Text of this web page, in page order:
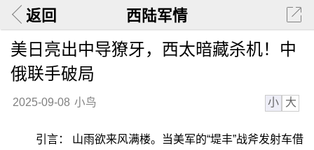
返回 西陆军情
美日亮出中导獠牙，西太暗藏杀机！中
俄联手破局
2025-09-08 小鸟 小 大
引言： 山雨欲来风满楼。当美军的“堤丰”战斧发射车借